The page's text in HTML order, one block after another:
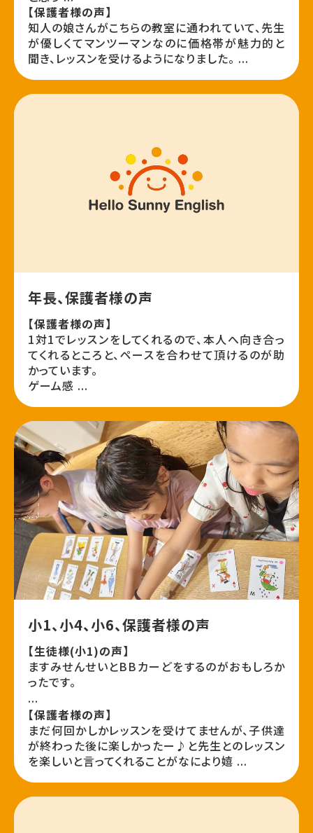
【保護者様の声】
知人の娘さんがこちらの教室に通われていて、先生
が優しくてマンツーマンなのに価格帯が魅力的と
聞き、レッスンを受けるようになりました。 ...
年長、保護者様の声
【保護者様の声】
1対1でレッスンをしてくれるので、本人へ向き合っ
てくれるところと、ペースを合わせて頂けるのが助
かっています。
ゲーム感 ...
小1、小4、小6、保護者様の声
【生徒様(小1)の声】
ますみせんせいとBBカーどをするのがおもしろか
ったです。
...
【保護者様の声】
まだ何回かしかレッスンを受けてませんが、子供達
が終わった後に楽しかったー♪と先生とのレッスン
を楽しいと言ってくれることがなにより嬉 ...